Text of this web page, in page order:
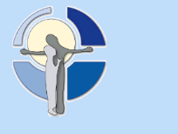
Zum Inhalt springen